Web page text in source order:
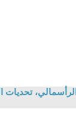
تحديات